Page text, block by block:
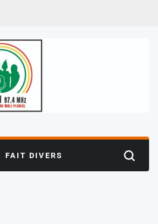
FAIT DIVERS Search